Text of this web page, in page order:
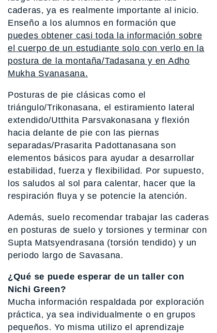
caderas, ya es realmente importante al inicio.
Enseño a los alumnos en formación que
puedes obtener casi toda la información sobre
el cuerpo de un estudiante solo con verlo en la
postura de la montaña/Tadasana y en Adho
Mukha Svanasana.
Posturas de pie clásicas como el
triángulo/Trikonasana, el estiramiento lateral
extendido/Utthita Parsvakonasana y flexión
hacia delante de pie con las piernas
separadas/Prasarita Padottanasana son
elementos básicos para ayudar a desarrollar
estabilidad, fuerza y flexibilidad. Por supuesto,
los saludos al sol para calentar, hacer que la
respiración fluya y se potencie la atención.
Además, suelo recomendar trabajar las caderas
en posturas de suelo y torsiones y terminar con
Supta Matsyendrasana (torsión tendido) y un
periodo largo de Savasana.
¿Qué se puede esperar de un taller con
Nichi Green?
Mucha información respaldada por exploración
práctica, ya sea individualmente o en grupos
pequeños. Yo misma utilizo el aprendizaje